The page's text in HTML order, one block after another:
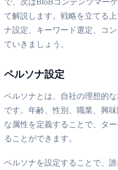
て解説します。戦略を立てる
ナ設定、キーワード選定、コ
ていきましょう。
ペルソナ設定
ペルソナとは、自社の理想的
です。年齢、性別、職業、興
な属性を定義することで、タ
ることができます。
ペルソナを設定することで、